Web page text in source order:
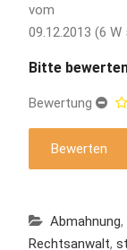
vom
09.12.2013 (6 W
Bitte
Bewertung
Abmahnung,
Rechtsanwalt,